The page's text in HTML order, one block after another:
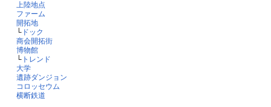
上陸地点
ファーム
開拓地
└ドック
商会開拓街
博物館
└トレンド
大学
遺跡ダンジョン
コロッセウム
横断鉄道